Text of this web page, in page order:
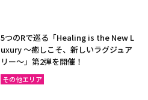
5つのRで巡る「Healing is the New L
uxury ～癒しこそ、新しいラグジュア
リー〜」第2弾を開催！
その他エリア